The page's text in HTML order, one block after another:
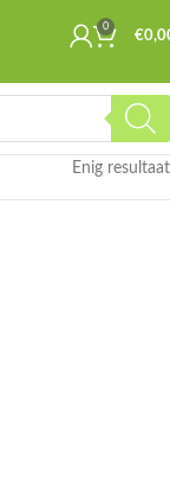
0
€
Enig resultaat